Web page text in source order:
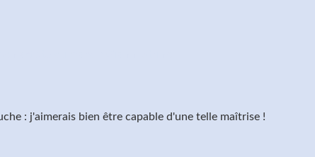
: j'aimerais bien être capable d'une telle maîtrise !